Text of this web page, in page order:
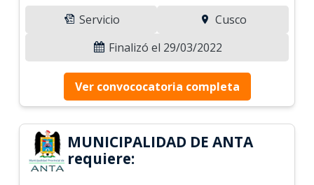
Servicio
Cusco
Finalizó el 29/03/2022
Ver convococatoria completa
MUNICIPALIDAD DE ANTA
requiere: